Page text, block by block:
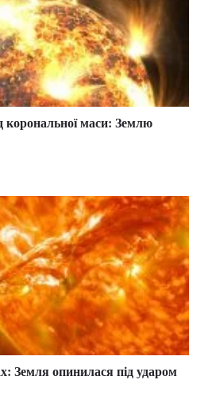
Війна
Світ
Наука
Лайт
Інциденти
Туризм
Погода
корональної маси: Землю
Земля опинилася під ударом